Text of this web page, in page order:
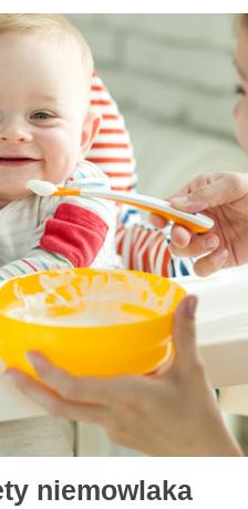
niemowlaka